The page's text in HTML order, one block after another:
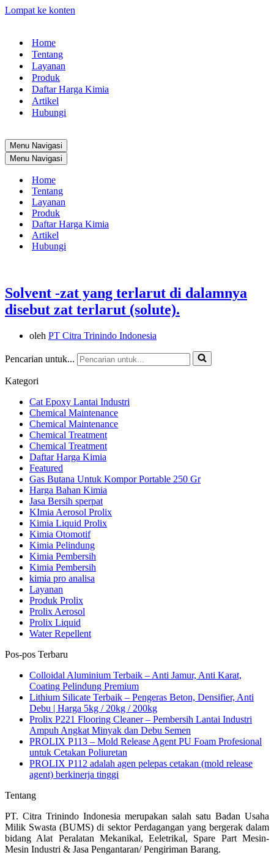
Lompat ke konten
Home
Tentang
Layanan
Produk
Daftar Harga Kimia
Artikel
Hubungi
Menu Navigasi
Menu Navigasi
Home
Tentang
Layanan
Produk
Daftar Harga Kimia
Artikel
Hubungi
Solvent -zat yang terlarut di dalamnya
disebut zat terlarut (solute).
oleh PT Citra Trinindo Indonesia
Pencarian untuk...
Kategori
Cat Epoxy Lantai Industri
Chemical Maintenance
Chemical Maintenance
Chemical Treatment
Chemical Treatment
Daftar Harga Kimia
Featured
Gas Butana Untuk Kompor Portable 250 Gr
Harga Bahan Kimia
Jasa Bersih sperpat
KImia Aerosol Prolix
Kimia Liquid Prolix
Kimia Otomotif
Kimia Pelindung
Kimia Pembersih
Kimia Pembersih
kimia pro analisa
Layanan
Produk Prolix
Prolix Aerosol
Prolix Liquid
Water Repellent
Pos-pos Terbaru
Colloidal Aluminium Terbaik – Anti Jamur, Anti Karat,
Coating Pelindung Premium
Lithium Silicate Terbaik – Pengeras Beton, Densifier, Anti
Debu | Harga 5kg / 20kg / 200kg
Prolix P221 Flooring Cleaner – Pembersih Lantai Industri
Ampuh Angkat Minyak dan Debu Semen
PROLIX P113 – Mold Release Agent PU Foam Profesional
untuk Cetakan Poliuretan
PROLIX P112 adalah agen pelepas cetakan (mold release
agent) berkinerja tinggi
Tentang
PT. Citra Trinindo Indonesia merupakan salah satu Badan Usaha
Milik Swasta (BUMS) di sektor Perdagangan yang bergerak dalam
bidang Alat Peralatan Mekanikal, Eeletrikal, Spare Part Mesin-
Mesin Industri & Jasa Pengantaran/ Pengiriman Barang.